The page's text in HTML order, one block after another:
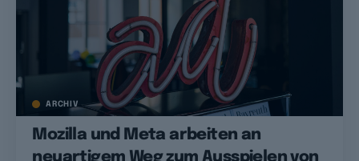
ARCHIV
Mozilla und Meta arbeiten an